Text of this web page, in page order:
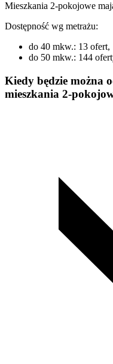
Mieszkania 2-pokojowe
Dostępność wg metrażu:
do 40 mkw.: 13 ofert,
do 50 mkw.: 144
Kiedy będzie można
mieszkania 2-